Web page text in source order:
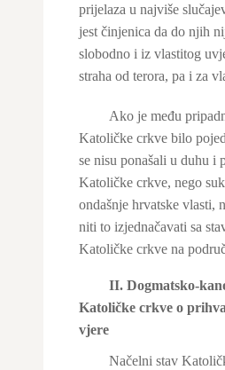
prijelaza u najviše
jest činjenica da do njih
slobodno i iz vlastitog
straha od terora, pa i za
Ako je među
Katoličke crkve bilo
se nisu ponašali u duhu i
Katoličke crkve, nego
ondašnje hrvatske vlasti,
niti to izjednačavati sa
Katoličke crkve na
II. Dogmatsko-
Katoličke crkve o
vjere
Načelni stav